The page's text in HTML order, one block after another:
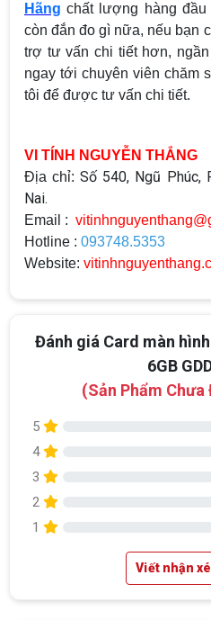
Hãng chất lượng hàng
còn đắn đo gì nữa, nếu bạn
trợ tư vấn chi tiết hơn,
ngay tới chuyên viên chăm
tôi để được tư vấn chi tiết.
VI TÍNH NGUYỄN THẮNG
Địa chỉ:Số 540, Ngũ Phúc,
Nai.
Email :
Hotline : 093748.5353
Website:
Đánh giá Card màn
6GB
(Sản Phẩm
5
4
3
2
1
Viết nhận